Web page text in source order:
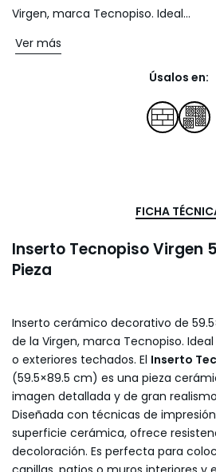
Virgen, marca Tecnopiso. Ideal...
Ver más
Úsalos en:
FICHA
Inserto Tecnopiso Virgen
Pieza
Inserto cerámico decorativo de
de la Virgen, marca Tecnopiso.
o exteriores techados. El Inserto
(59.5×89.5 cm) es una pieza
imagen detallada y de gran
Diseñada con técnicas de
superficie cerámica, ofrece
decoloración. Es perfecta para